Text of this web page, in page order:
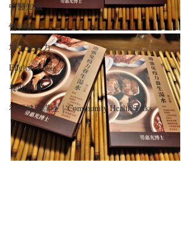
中醫知識
情緒病
增強免疫力
English Blogs
養顏潤膚
社區健康講座｜Community Health Talks